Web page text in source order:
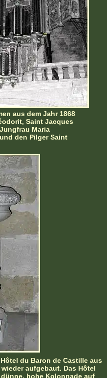
aus dem Jahr 1868
Saint Jacques
Maria
den Pilger Saint
du Baron de Castille aus
aufgebaut. Das Hôtel
hohe Kolonnade auf